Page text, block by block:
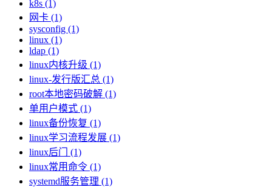
k8s (1)
网卡 (1)
sysconfig (1)
linux (1)
ldap (1)
linux内核升级 (1)
linux-发行版汇总 (1)
root本地密码破解 (1)
单用户模式 (1)
linux备份恢复 (1)
linux学习流程发展 (1)
linux后门 (1)
linux常用命令 (1)
systemd服务管理 (1)